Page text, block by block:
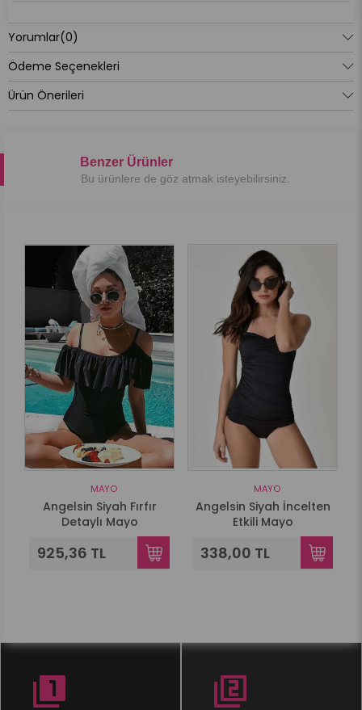
Yorumlar(0)
Ödeme Seçenekleri
Ürün Önerileri
Benzer Ürünler
MAYO
Angelsin Siyah Fırfır
Detaylı Mayo
925,36 TL
MAYO
Angelsin Siyah İncelten
Etkili Mayo
338,00 TL